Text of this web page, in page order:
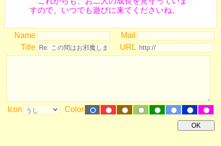
すので、いつでも遊びに来てくださいね。
Name
Mail
Title
URL
Icon Color